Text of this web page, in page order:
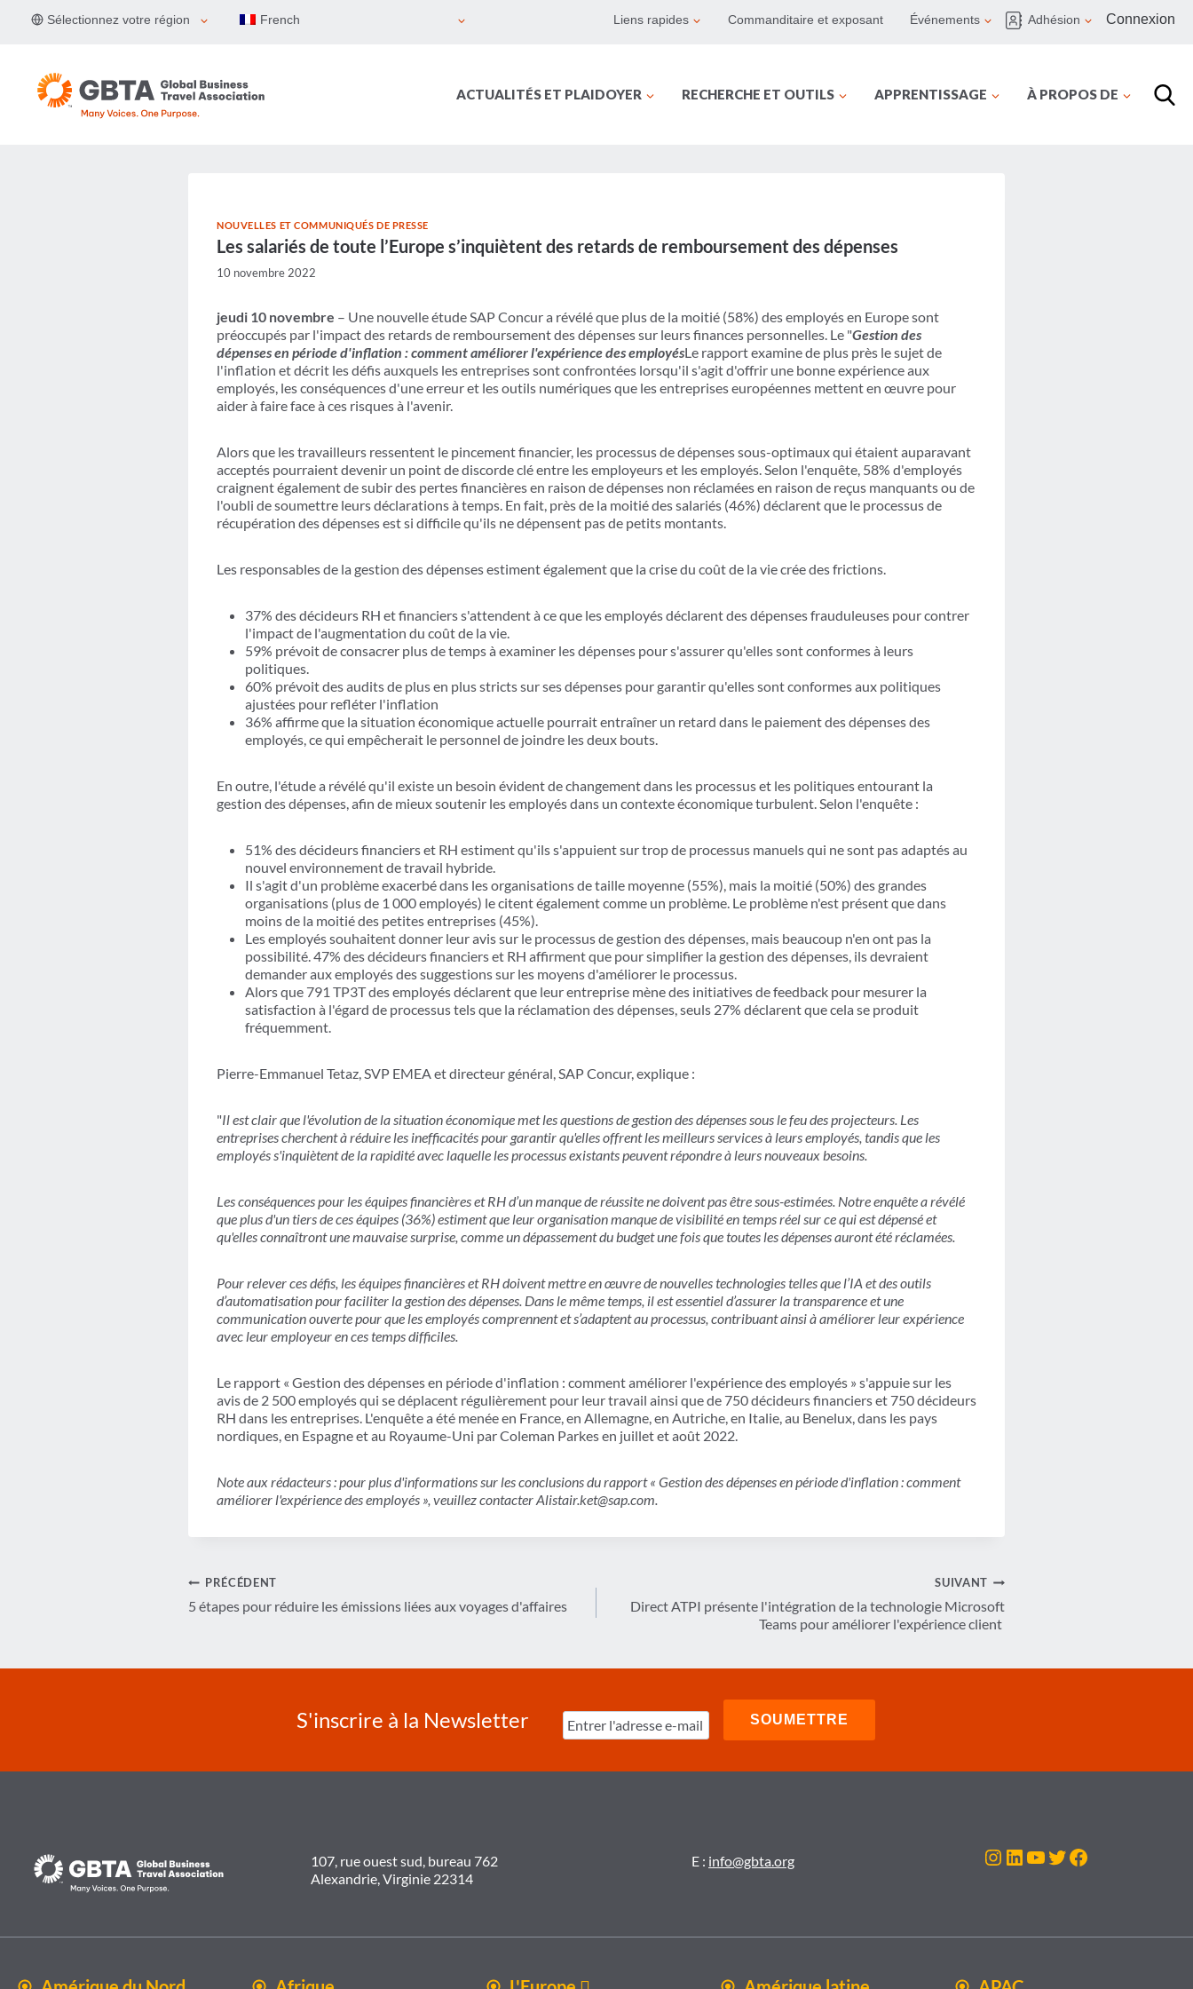
Sélectionnez votre région French Liens rapides Commanditaire et exposant Événements Adhésion Connexion
ACTUALITÉS ET PLAIDOYER RECHERCHE ET OUTILS APPRENTISSAGE À PROPOS DE
NOUVELLES ET COMMUNIQUÉS DE PRESSE
Les salariés de toute l’Europe s’inquiètent des retards de remboursement des dépenses
10 novembre 2022
jeudi 10 novembre – Une nouvelle étude SAP Concur a révélé que plus de la moitié (58%) des employés en Europe sont
préoccupés par l'impact des retards de remboursement des dépenses sur leurs finances personnelles. Le "Gestion des
dépenses en période d'inflation : comment améliorer l'expérience des employésLe rapport examine de plus près le sujet de
l'inflation et décrit les défis auxquels les entreprises sont confrontées lorsqu'il s'agit d'offrir une bonne expérience aux
employés, les conséquences d'une erreur et les outils numériques que les entreprises européennes mettent en œuvre pour
aider à faire face à ces risques à l'avenir.
Alors que les travailleurs ressentent le pincement financier, les processus de dépenses sous-optimaux qui étaient auparavant
acceptés pourraient devenir un point de discorde clé entre les employeurs et les employés. Selon l'enquête, 58% d'employés
craignent également de subir des pertes financières en raison de dépenses non réclamées en raison de reçus manquants ou de
l'oubli de soumettre leurs déclarations à temps. En fait, près de la moitié des salariés (46%) déclarent que le processus de
récupération des dépenses est si difficile qu'ils ne dépensent pas de petits montants.
Les responsables de la gestion des dépenses estiment également que la crise du coût de la vie crée des frictions.
37% des décideurs RH et financiers s'attendent à ce que les employés déclarent des dépenses frauduleuses pour contrer
l'impact de l'augmentation du coût de la vie.
59% prévoit de consacrer plus de temps à examiner les dépenses pour s'assurer qu'elles sont conformes à leurs
politiques.
60% prévoit des audits de plus en plus stricts sur ses dépenses pour garantir qu'elles sont conformes aux politiques
ajustées pour refléter l'inflation
36% affirme que la situation économique actuelle pourrait entraîner un retard dans le paiement des dépenses des
employés, ce qui empêcherait le personnel de joindre les deux bouts.
En outre, l'étude a révélé qu'il existe un besoin évident de changement dans les processus et les politiques entourant la
gestion des dépenses, afin de mieux soutenir les employés dans un contexte économique turbulent. Selon l'enquête :
51% des décideurs financiers et RH estiment qu'ils s'appuient sur trop de processus manuels qui ne sont pas adaptés au
nouvel environnement de travail hybride.
Il s'agit d'un problème exacerbé dans les organisations de taille moyenne (55%), mais la moitié (50%) des grandes
organisations (plus de 1 000 employés) le citent également comme un problème. Le problème n'est présent que dans
moins de la moitié des petites entreprises (45%).
Les employés souhaitent donner leur avis sur le processus de gestion des dépenses, mais beaucoup n'en ont pas la
possibilité. 47% des décideurs financiers et RH affirment que pour simplifier la gestion des dépenses, ils devraient
demander aux employés des suggestions sur les moyens d'améliorer le processus.
Alors que 791 TP3T des employés déclarent que leur entreprise mène des initiatives de feedback pour mesurer la
satisfaction à l'égard de processus tels que la réclamation des dépenses, seuls 27% déclarent que cela se produit
fréquemment.
Pierre-Emmanuel Tetaz, SVP EMEA et directeur général, SAP Concur, explique :
"Il est clair que l'évolution de la situation économique met les questions de gestion des dépenses sous le feu des projecteurs. Les
entreprises cherchent à réduire les inefficacités pour garantir qu'elles offrent les meilleurs services à leurs employés, tandis que les
employés s'inquiètent de la rapidité avec laquelle les processus existants peuvent répondre à leurs nouveaux besoins.
Les conséquences pour les équipes financières et RH d’un manque de réussite ne doivent pas être sous-estimées. Notre enquête a révélé
que plus d'un tiers de ces équipes (36%) estiment que leur organisation manque de visibilité en temps réel sur ce qui est dépensé et
qu'elles connaîtront une mauvaise surprise, comme un dépassement du budget une fois que toutes les dépenses auront été réclamées.
Pour relever ces défis, les équipes financières et RH doivent mettre en œuvre de nouvelles technologies telles que l’IA et des outils
d’automatisation pour faciliter la gestion des dépenses. Dans le même temps, il est essentiel d’assurer la transparence et une
communication ouverte pour que les employés comprennent et s’adaptent au processus, contribuant ainsi à améliorer leur expérience
avec leur employeur en ces temps difficiles.
Le rapport « Gestion des dépenses en période d'inflation : comment améliorer l'expérience des employés » s'appuie sur les
avis de 2 500 employés qui se déplacent régulièrement pour leur travail ainsi que de 750 décideurs financiers et 750 décideurs
RH dans les entreprises. L'enquête a été menée en France, en Allemagne, en Autriche, en Italie, au Benelux, dans les pays
nordiques, en Espagne et au Royaume-Uni par Coleman Parkes en juillet et août 2022.
Note aux rédacteurs : pour plus d'informations sur les conclusions du rapport « Gestion des dépenses en période d'inflation : comment
améliorer l'expérience des employés », veuillez contacter Alistair.ket@sap.com.
Navigation
de
l’article
PRÉCÉDENT
5 étapes pour réduire les émissions liées aux voyages d'affaires
SUIVANT
Direct ATPI présente l'intégration de la technologie Microsoft
Teams pour améliorer l'expérience client
S'inscrire à la Newsletter
107, rue ouest sud, bureau 762
Alexandrie, Virginie 22314
E : info@gbta.org Instagram
LinkedIn
YouTube
Twitter
Facebook